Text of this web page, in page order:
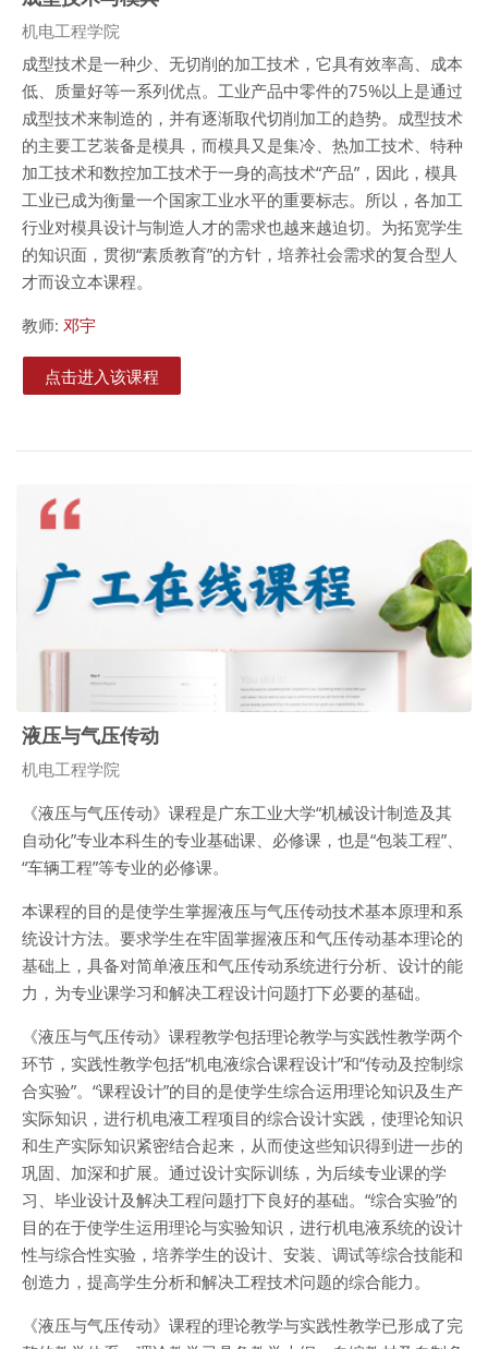
课程类别
机电工程学院
成型技术是一种少、无切削的加工技术，它具有效率高、成本
低、质量好等一系列优点。工业产品中零件的75%以上是通过
成型技术来制造的，并有逐渐取代切削加工的趋势。成型技术
的主要工艺装备是模具，而模具又是集冷、热加工技术、特种
加工技术和数控加工技术于一身的高技术“产品” ，因此，模具
工业已成为衡量一个国家工业水平的重要标志。所以，各加工
行业对模具设计与制造人才的需求也越来越迫切。为拓宽学生
的知识面，贯彻“素质教育”的方针，培养社会需求的复合型人
才而设立本课程。
教师: 邓宇
点击进入该课程
液压与气压传动
课程类别
机电工程学院
《液压与气压传动》课程是广东工业大学“机械设计制造及其
自动化”专业本科生的专业基础课、必修课，也是“包装工程”、
“车辆工程”等专业的必修课。
本课程的目的是使学生掌握液压与气压传动技术基本原理和系
统设计方法。要求学生在牢固掌握液压和气压传动基本理论的
基础上，具备对简单液压和气压传动系统进行分析、设计的能
力，为专业课学习和解决工程设计问题打下必要的基础。
《液压与气压传动》课程教学包括理论教学与实践性教学两个
环节，实践性教学包括“机电液综合课程设计”和“传动及控制综
合实验”。“课程设计”的目的是使学生综合运用理论知识及生产
实际知识，进行机电液工程项目的综合设计实践，使理论知识
和生产实际知识紧密结合起来，从而使这些知识得到进一步的
巩固、加深和扩展。通过设计实际训练，为后续专业课的学
习、毕业设计及解决工程问题打下良好的基础。“综合实验”的
目的在于使学生运用理论与实验知识，进行机电液系统的设计
性与综合性实验，培养学生的设计、安装、调试等综合技能和
创造力，提高学生分析和解决工程技术问题的综合能力。
《液压与气压传动》课程的理论教学与实践性教学已形成了完